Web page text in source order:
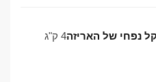
נפחי של האריזה4 ק"ג